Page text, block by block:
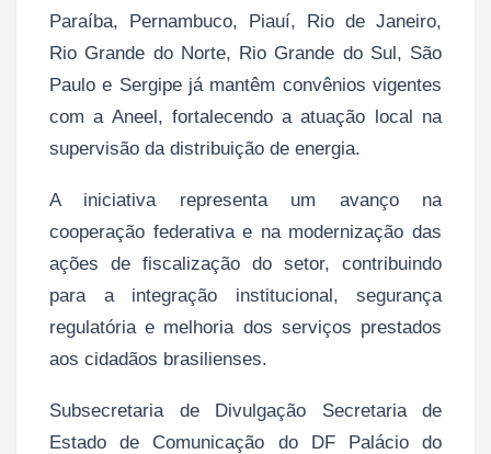
Paraíba, Pernambuco, Piauí, Rio de Janeiro,
Rio Grande do Norte, Rio Grande do Sul, São
Paulo e Sergipe já mantêm convênios vigentes
com a Aneel, fortalecendo a atuação local na
supervisão da distribuição de energia.
A iniciativa representa um avanço na
cooperação federativa e na modernização das
ações de fiscalização do setor, contribuindo
para a integração institucional, segurança
regulatória e melhoria dos serviços prestados
aos cidadãos brasilienses.
Subsecretaria de Divulgação Secretaria de
Estado de Comunicação do DF Palácio do